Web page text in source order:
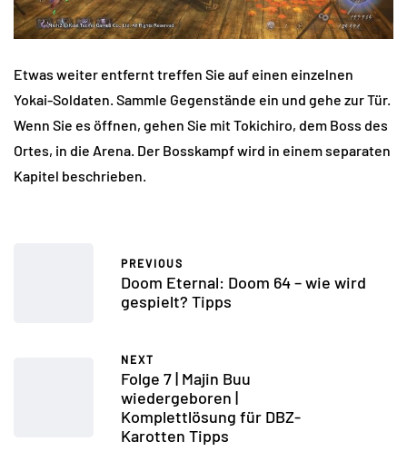
Etwas weiter entfernt treffen Sie auf einen einzelnen
Yokai-Soldaten. Sammle Gegenstände ein und gehe zur Tür.
Wenn Sie es öffnen, gehen Sie mit Tokichiro, dem Boss des
Ortes, in die Arena. Der Bosskampf wird in einem separaten
Kapitel beschrieben.
PREVIOUS
Doom Eternal: Doom 64 – wie wird
gespielt? Tipps
NEXT
Folge 7 | Majin Buu
wiedergeboren |
Komplettlösung für DBZ-
Karotten Tipps